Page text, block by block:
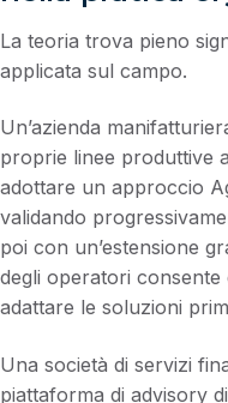
La teoria trova pieno
applicata sul campo.
Un’azienda
proprie linee produttive
adottare un approccio
validando
poi con un’estensione
degli operatori consente
adattare le soluzioni
Una società di servizi
piattaforma di advisory